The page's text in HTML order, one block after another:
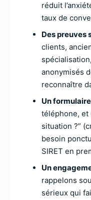
réduit
taux de
Des preuves
clients,
anonymisés
reconnaître
Un
téléphone, et
situation ?”
besoin
SIRET en
Un
rappelons
sérieux qui